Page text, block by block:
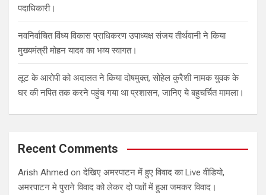
पदाधिकारी।
नवनिर्वाचित विंध्य विकास प्राधिकरण उपाध्यक्ष संजय तीर्थवानी ने किया
मुख्यमंत्री मोहन यादव का भव्य स्वागत।
लूट के आरोपी को अदालत ने किया दोषमुक्त, सोहेल कुरैशी नामक युवक के
घर की नपित तक करने पहुंच गया था प्रशासन, जानिए ये बहुचर्चित मामला।
Recent Comments
Arish Ahmed onदेखिए अमरपाटन में हुए विवाद का Live वीडियो,
अमरपाटन मे पुराने विवाद को लेकर दो पक्षों में हुआ जमकर विवाद।